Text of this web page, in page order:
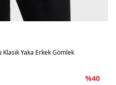
Klasik Yaka Erkek Gömlek
%40